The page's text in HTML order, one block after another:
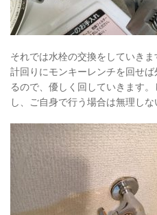
それでは水栓の交換をしていき
計回りにモンキーレンチを回せ
るので、優しく回していきます
し、ご自身で行う場合は無理し